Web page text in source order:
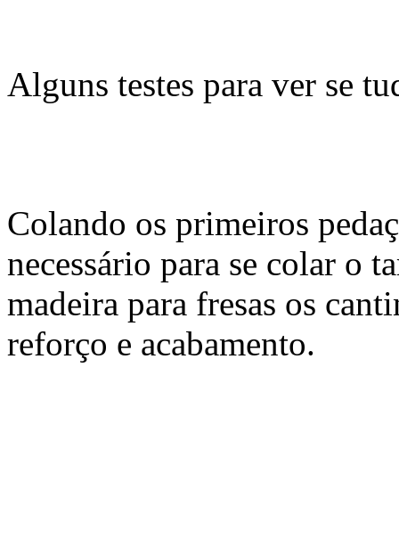
Alguns testes para ver se
Colando os primeiros
necessário para se colar o
madeira para fresas os
reforço e acabamento.